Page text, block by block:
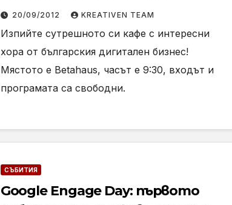
20/09/2012 KREATIVEN TEAM
Изпийте сутрешното си кафе с интересни
хора от българския дигитален бизнес!
Мястото е Betahaus, часът е 9:30, входът и
програмата са свободни.
СЪБИТИЯ
Google Engage Day: първото